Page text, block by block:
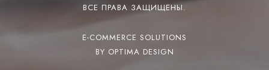
ВСЕ ПРАВА ЗАЩИЩЕНЫ.
E-COMMERCE SOLUTIONS
BY OPTIMA DESIGN